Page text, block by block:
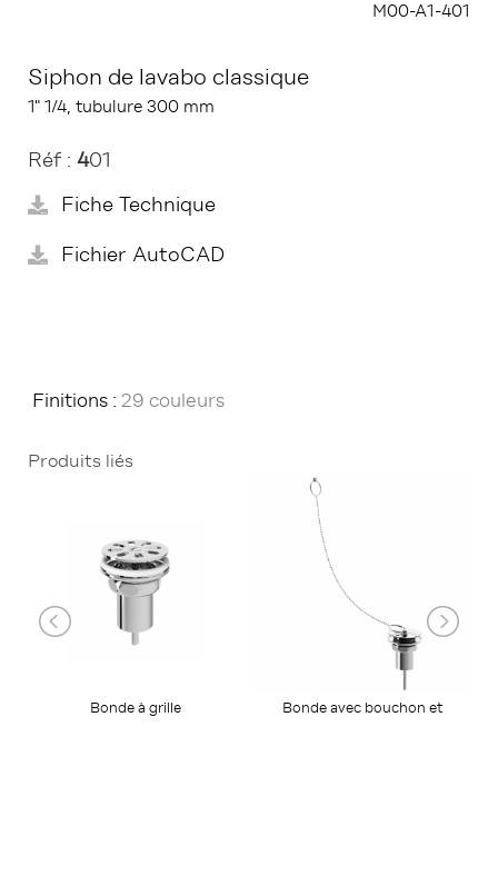
M00-A1-401
Siphon de lavabo classique
1" 1/4, tubulure 300 mm
Réf : 401
Fiche Technique
Fichier AutoCAD
Finitions : 29 couleurs
Produits liés
Bonde à grille
Bonde avec bouchon et